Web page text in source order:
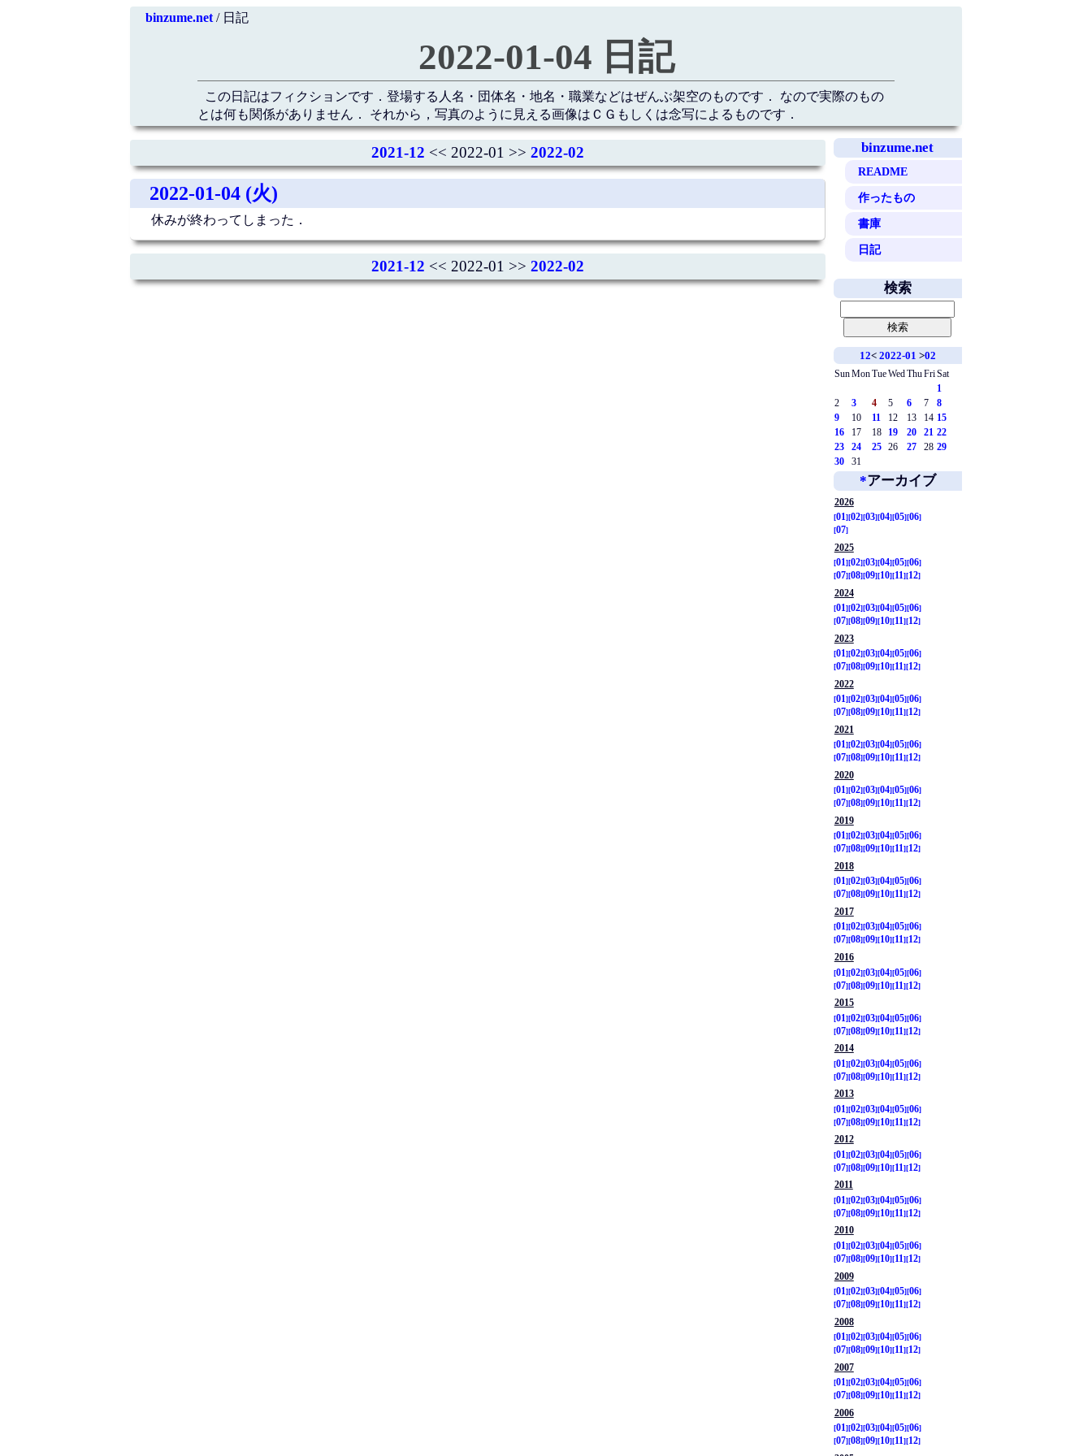
binzume.net/ 日記
2022-01-04 日記
この日記はフィクションです．登場する人名・団体名・地名・職業などはぜんぶ架空のものです． なので実際のもの
とは何も関係がありません． それから，写真のように見える画像はＣＧもしくは念写によるものです．
binzume.net
README
作ったもの
書庫
日記
2021-12 << 2022-01 >> 2022-02
2022-01-04 (火)
休みが終わってしまった．
2021-12 << 2022-01 >> 2022-02
検索
12< 2022-01 >02
SunMonTueWed ThuFriSat
1
2
3 4 5 6 7
8
9
10 11 12 13 14 15
16
17 18 19 20 21 22
23
24 25 26 27 28 29
30
31
*アーカイブ
2026
01
02 03 04 05 06
07
2025
01
02 03 04 05 06
07 08 09 10 11
12
2024
01
02 03 04 05 06
07 08 09 10 11
12
2023
01
02 03 04 05 06
07 08 09 10 11
12
2022
01
02 03 04 05 06
07 08 09 10 11
12
2021
01
02 03 04 05 06
07 08 09 10 11
12
2020
01
02 03 04 05 06
07 08 09 10 11
12
2019
01
02 03 04 05 06
07 08 09 10 11
12
2018
01 02 03 04 05 06
07 08 09 10 11 12
2017
01 02 03 04 05 06
07 08 09 10 11 12
2016
01
02 03 04 05 06
07 08 09 10 11
12
2015
01
02 03 04 05 06
07 08 09 10 11
12
2014
01
02 03 04 05 06
07 08 09 10 11
12
2013
01
02 03 04 05 06
07 08 09 10 11
12
2012
01
02 03 04 05 06
07 08 09 10 11
12
2011
01
02 03 04 05 06
07 08 09 10 11
12
2010
01
02 03 04 05 06
07 08 09 10 11
12
2009
01
02 03 04 05 06
07 08 09 10 11
12
2008
01
02 03 04 05 06
07 08 09 10 11
12
2007
01
02 03 04 05 06
07 08 09 10 11
12
2006
01
02 03 04 05 06
07 08 09 10 11
12